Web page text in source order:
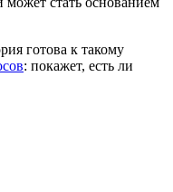
готова к такому
: покажет, есть ли